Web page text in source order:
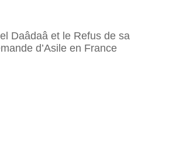
Daâdaâ et le Refus de sa
d’Asile en France